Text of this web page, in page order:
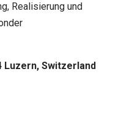
Realisierung und
Switzerland